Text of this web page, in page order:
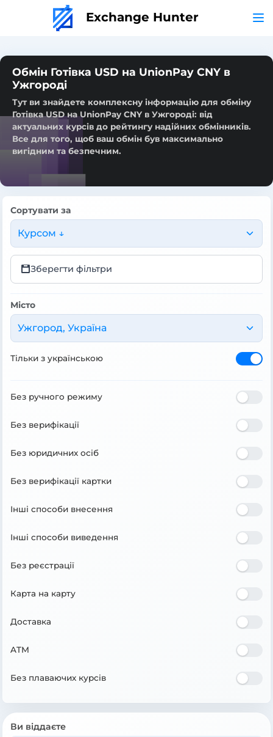
Exchange Hunter
Обмін Готівка USD на UnionPay CNY в
Ужгороді
Тут ви знайдете комплексну інформацію для обміну
Готівка USD на UnionPay CNY в Ужгороді: від
актуальних курсів до рейтингу надійних обмінників.
Все для того, щоб ваш обмін був максимально
вигідним та безпечним.
Сортувати за
Курсом ↓
Зберегти фільтри
Місто
Ужгород, Україна
Тільки з українською
Без ручного режиму
Без верифікації
Без юридичних осіб
Без верифікації картки
Інші способи внесення
Інші способи виведення
Без реєстрації
Карта на карту
Доставка
ATM
Без плаваючих курсів
Ви віддаєте